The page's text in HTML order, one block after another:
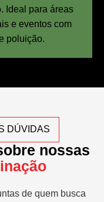
Ideal para áreas
e eventos com
poluição.
DÚVIDAS
nossas
de quem busca